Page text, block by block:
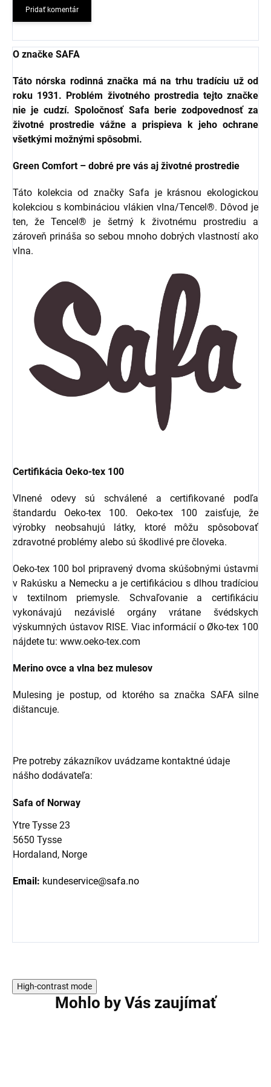
Pridať komentár
O značke SAFA
Táto nórska rodinná značka má na trhu tradíciu už od
roku 1931. Problém životného prostredia tejto značke
nie je cudzí. Spoločnosť Safa berie zodpovednosť za
životné prostredie vážne a prispieva k jeho ochrane
všetkými možnými spôsobmi.
Green Comfort – dobré pre vás aj životné prostredie
Táto kolekcia od značky Safa je krásnou ekologickou
kolekciou s kombináciou vlákien vlna/Tencel®. Dôvod je
ten, že Tencel® je šetrný k životnému prostrediu a
zároveň prináša so sebou mnoho dobrých vlastností ako
vlna.
Certifikácia Oeko-tex 100
Vlnené odevy sú schválené a certifikované podľa
štandardu Oeko-tex 100. Oeko-tex 100 zaisťuje, že
výrobky neobsahujú látky, ktoré môžu spôsobovať
zdravotné problémy alebo sú škodlivé pre človeka.
Oeko-tex 100 bol pripravený dvoma skúšobnými ústavmi
v Rakúsku a Nemecku a je certifikáciou s dlhou tradíciou
v textilnom priemysle. Schvaľovanie a certifikáciu
vykonávajú nezávislé orgány vrátane švédskych
výskumných ústavov RISE. Viac informácií o Øko-tex 100
nájdete tu: www.oeko-tex.com
Merino ovce a vlna bez mulesov
Mulesing je postup, od ktorého sa značka SAFA silne
dištancuje.
Pre potreby zákazníkov uvádzame kontaktné údaje
nášho dodávateľa:
Safa of Norway
Ytre Tysse 23
5650 Tysse
Hordaland, Norge
Email: kundeservice@safa.no
High-contrast mode
Mohlo by Vás zaujímať